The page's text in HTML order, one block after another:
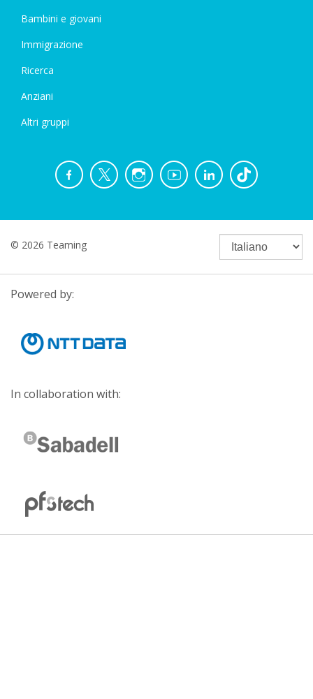
Bambini e giovani
Immigrazione
Ricerca
Anziani
Altri gruppi
© 2026 Teaming
Powered by:
In collaboration with: